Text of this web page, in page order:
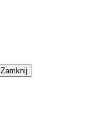
Zamknij